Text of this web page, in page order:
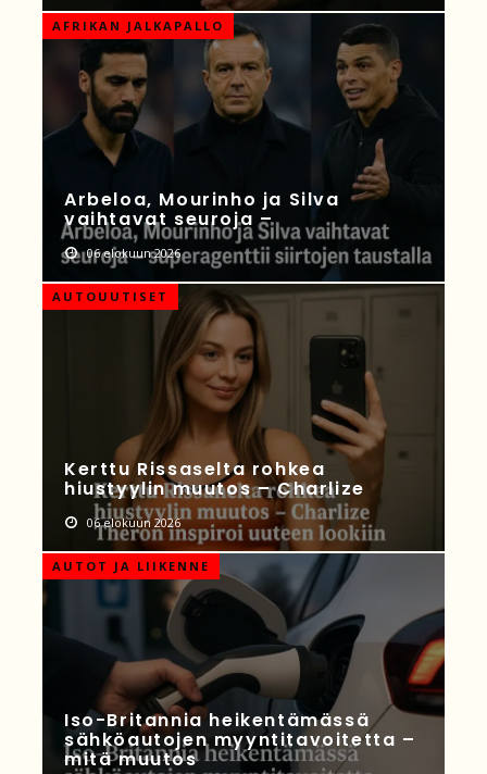
AFRIKAN JALKAPALLO
Arbeloa, Mourinho ja Silva
vaihtavat seuroja –
06 elokuun 2026
AUTOUUTISET
Kerttu Rissaselta rohkea
hiustyylin muutos – Charlize
06 elokuun 2026
AUTOT JA LIIKENNE
Iso-Britannia heikentämässä
sähköautojen myyntitavoitetta –
mitä muutos